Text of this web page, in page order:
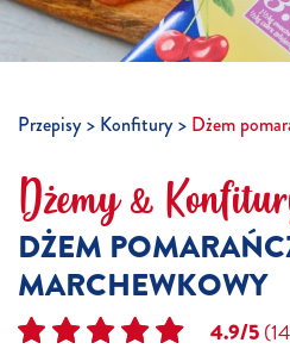
Przepisy Konfitury Dżem
Dżemy &
DŻEM
MARCHEWKOWY
4.9/5